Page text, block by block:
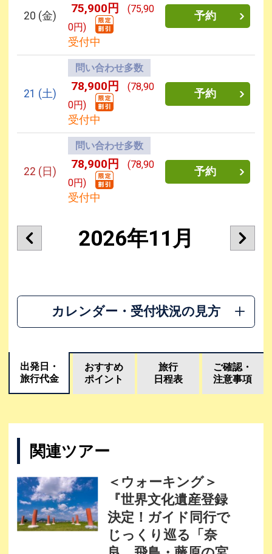
20 (金)
75,900円
(75,90
0円)
受付中
予約
21 (土)
問い合わせ多数
78,900円
(78,90
0円)
受付中
予約
22 (日)
問い合わせ多数
78,900円
(78,90
0円)
受付中
予約
2026年11月
カレンダー・受付状況の見方
出発日・
旅行代金
おすすめ
ポイント
旅行
日程表
ご確認・
注意事項
関連ツアー
＜ウォーキング＞
『世界文化遺産登録
決定！ガイド同行で
じっくり巡る「奈